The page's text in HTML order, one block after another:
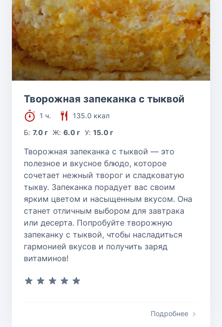
Творожная запеканка с тыквой
1 ч.
135.0 ккал
Б:7.0 г Ж: 6.0 г У: 15.0 г
Творожная запеканка с тыквой — это
полезное и вкусное блюдо, которое
сочетает нежный творог и сладковатую
тыкву. Запеканка порадует вас своим
ярким цветом и насыщенным вкусом. Она
станет отличным выбором для завтрака
или десерта. Попробуйте творожную
запеканку с тыквой, чтобы насладиться
гармонией вкусов и получить заряд
витаминов!
Подробнее